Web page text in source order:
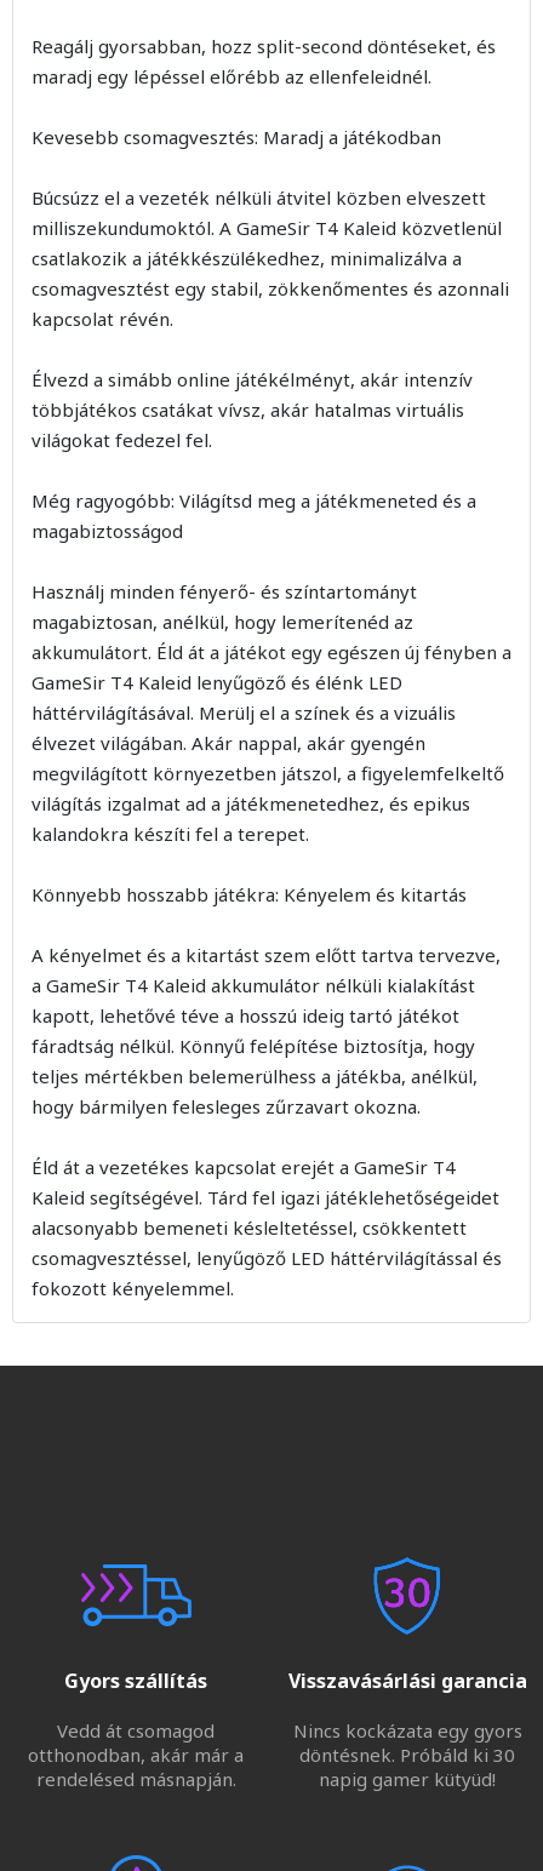
Reagálj gyorsabban, hozz split-second döntéseket, és
maradj egy lépéssel előrébb az ellenfeleidnél.
Kevesebb csomagvesztés: Maradj a játékodban
Búcsúzz el a vezeték nélküli átvitel közben elveszett
milliszekundumoktól. A GameSir T4 Kaleid közvetlenül
csatlakozik a játékkészülékedhez, minimalizálva a
csomagvesztést egy stabil, zökkenőmentes és azonnali
kapcsolat révén.
Élvezd a simább online játékélményt, akár intenzív
többjátékos csatákat vívsz, akár hatalmas virtuális
világokat fedezel fel.
Még ragyogóbb: Világítsd meg a játékmeneted és a
magabiztosságod
Használj minden fényerő- és színtartományt
magabiztosan, anélkül, hogy lemerítenéd az
akkumulátort. Éld át a játékot egy egészen új fényben a
GameSir T4 Kaleid lenyűgöző és élénk LED
háttérvilágításával. Merülj el a színek és a vizuális
élvezet világában. Akár nappal, akár gyengén
megvilágított környezetben játszol, a figyelemfelkeltő
világítás izgalmat ad a játékmenetedhez, és epikus
kalandokra készíti fel a terepet.
Könnyebb hosszabb játékra: Kényelem és kitartás
A kényelmet és a kitartást szem előtt tartva tervezve,
a GameSir T4 Kaleid akkumulátor nélküli kialakítást
kapott, lehetővé téve a hosszú ideig tartó játékot
fáradtság nélkül. Könnyű felépítése biztosítja, hogy
teljes mértékben belemerülhess a játékba, anélkül,
hogy bármilyen felesleges zűrzavart okozna.
Éld át a vezetékes kapcsolat erejét a GameSir T4
Kaleid segítségével. Tárd fel igazi játéklehetőségeidet
alacsonyabb bemeneti késleltetéssel, csökkentett
csomagvesztéssel, lenyűgöző LED háttérvilágítással és
fokozott kényelemmel.
Gyors szállítás
Vedd át csomagod
otthonodban, akár már a
rendelésed másnapján.
Visszavásárlási garancia
Nincs kockázata egy gyors
döntésnek. Próbáld ki 30
napig gamer kütyüd!